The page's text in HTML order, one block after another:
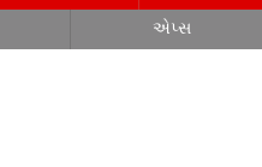
એપ્સ